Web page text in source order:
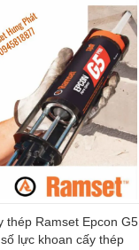
thép Ramset Epcon G5
lực khoan cấy thép